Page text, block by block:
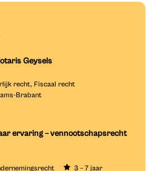
Geysels
recht
Fiscaal recht
Brabant
ervaring – vennootschapsrecht
3 – 7 jaar